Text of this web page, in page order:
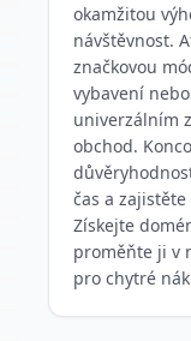
okamžitou
návštěvnost.
značkovou
vybavení
univerzálním
obchod.
čas a
Získejte
proměňte ji v
pro chytré